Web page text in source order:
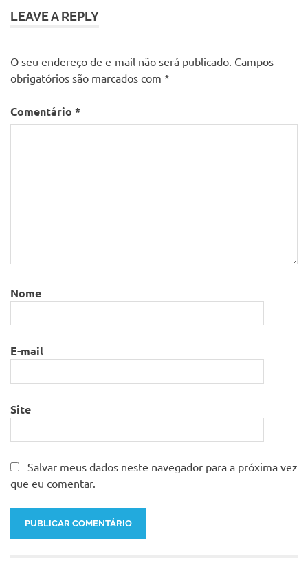
LEAVE A REPLY
O seu endereço de e-mail não será publicado. Campos
obrigatórios são marcados com *
Comentário *
Nome
E-mail
Site
Salvar meus dados neste navegador para a próxima vez
que eu comentar.